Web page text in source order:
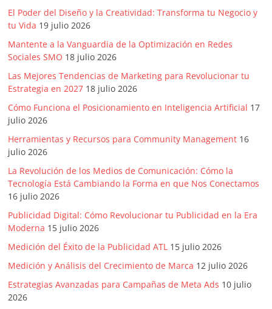
Creatividad,
SEM,
Free
Press,
RRPP,
Spots,
Comerciales,
Periodismo,
Revistas,
Magazines
,
ATL,
BTL,
Periódicos
Producción
Gráfica
en
Colombia.
El Poder del Diseño y la Creatividad: Transforma tu Negocio y
tu Vida 19 julio 2026
Mantente a la Vanguardia de la Optimización en Redes
Sociales SMO 18 julio 2026
Las Mejores Tendencias de Marketing para Revolucionar tu
Estrategia en 2027 18 julio 2026
Cómo Funciona el Posicionamiento en Inteligencia Artificial 17
julio 2026
Herramientas y Recursos para Community Management 16
julio 2026
La Revolución de los Medios de Comunicación: Cómo la
Tecnología Está Cambiando la Forma en que Nos Conectamos
16 julio 2026
Publicidad Digital: Cómo Revolucionar tu Publicidad en la Era
Moderna 15 julio 2026
Medición del Éxito de la Publicidad ATL 15 julio 2026
Medición y Análisis del Crecimiento de Marca 12 julio 2026
Estrategias Avanzadas para Campañas de Meta Ads 10 julio
2026